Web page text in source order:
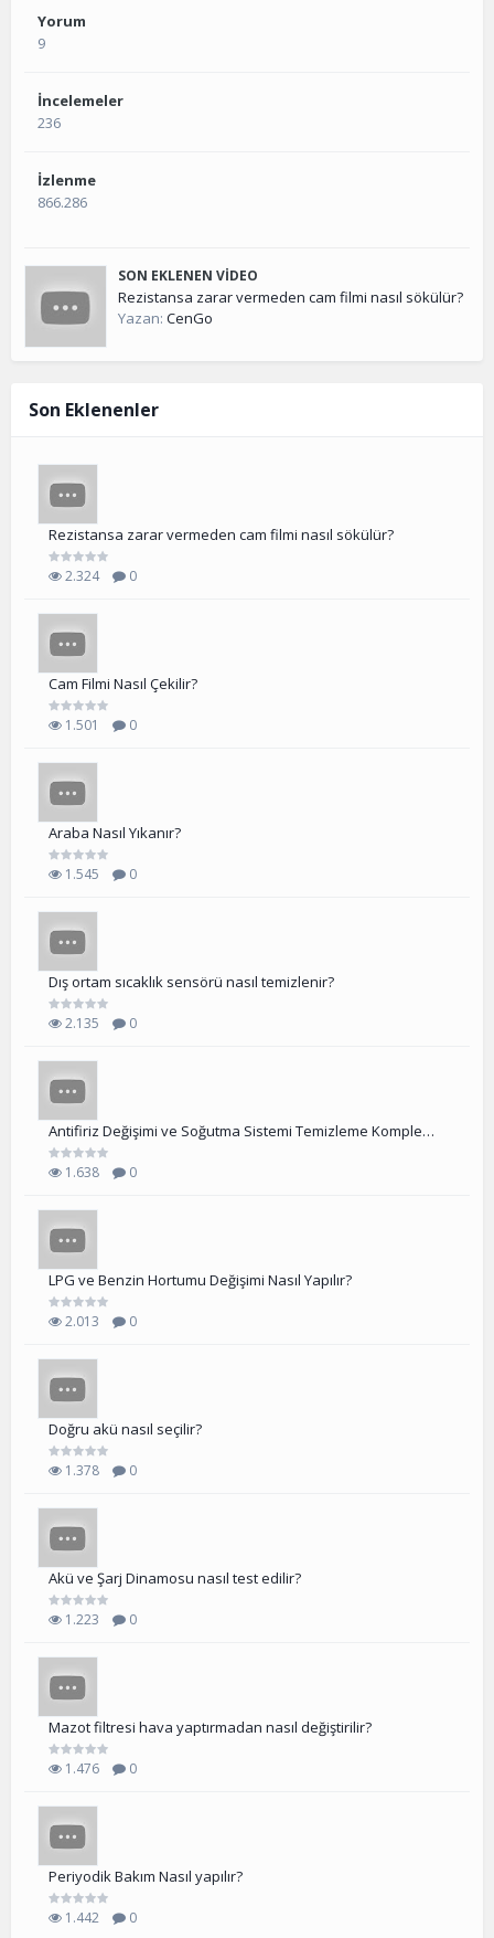
Yorum
9
İncelemeler
236
İzlenme
866.286
SON EKLENEN VIDEO
Rezistansa zarar vermeden cam filmi nasıl sökülür?
Yazan: CenGo
Son Eklenenler
Rezistansa zarar vermeden cam filmi nasıl sökülür?
2.324 0
Cam Filmi Nasıl Çekilir?
1.501 0
Araba Nasıl Yıkanır?
1.545 0
Dış ortam sıcaklık sensörü nasıl temizlenir?
2.135 0
Antifiriz Değişimi ve Soğutma Sistemi Temizleme Komple
Nasıl Yapılır?
1.638 0
LPG ve Benzin Hortumu Değişimi Nasıl Yapılır?
2.013 0
Doğru akü nasıl seçilir?
1.378 0
Akü ve Şarj Dinamosu nasıl test edilir?
1.223 0
Mazot filtresi hava yaptırmadan nasıl değiştirilir?
1.476 0
Periyodik Bakım Nasıl yapılır?
1.442 0